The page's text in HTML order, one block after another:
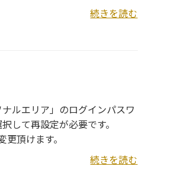
続きを読む
ルエリア」のログインパスワ
して再設定が必要です。
頂けます。
続きを読む